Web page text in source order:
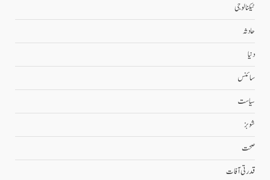
ٹیکنالوجی
حادثہ
دنیا
سائنس
سیاست
شوبز
صحت
قدرتی آفات